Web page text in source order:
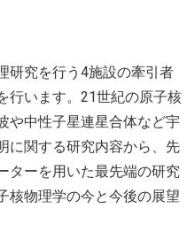
研究を行う4施設の牽引者
行います。21世紀の原子核
や中性子星連星合体など宇
に関する研究内容から、先
ターを用いた最先端の研究
核物理学の今と今後の展望